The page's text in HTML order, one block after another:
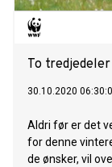
To
30.10.2020
Aldri før er det
for denne
de ønsker, vil